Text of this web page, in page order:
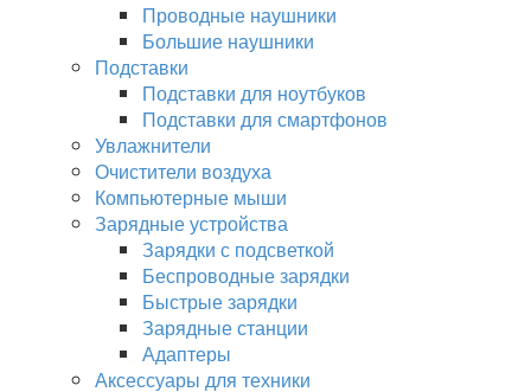
Проводные наушники
Большие наушники
Подставки
Подставки для ноутбуков
Подставки для смартфонов
Увлажнители
Очистители воздуха
Компьютерные мыши
Зарядные устройства
Зарядки с подсветкой
Беспроводные зарядки
Быстрые зарядки
Зарядные станции
Адаптеры
Аксессуары для техники